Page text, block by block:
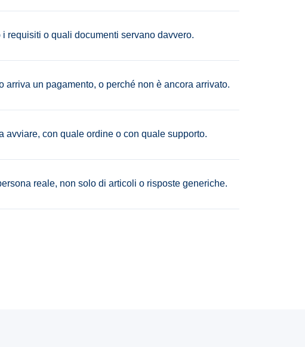
requisiti o quali documenti servano davvero.
arriva un pagamento, o perché non è ancora arrivato.
avviare, con quale ordine o con quale supporto.
reale, non solo di articoli o risposte generiche.